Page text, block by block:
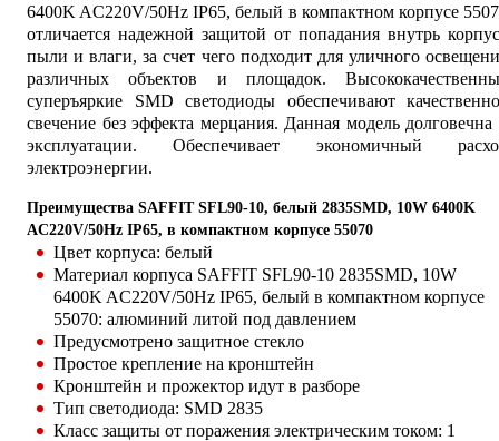
6400K AC220V/50Hz IP65, белый в компактном корпусе
отличается надежной защитой от попадания внутрь
пыли и влаги, за счет чего подходит для уличного
различных объектов и площадок.
суперъяркие SMD светодиоды обеспечивают
свечение без эффекта мерцания. Данная модель долговечна
эксплуатации. Обеспечивает экономичный
электроэнергии.
Преимущества SAFFIT SFL90-10, белый 2835SMD, 10W 6400K
AC220V/50Hz IP65, в компактном корпусе 55070
Цвет корпуса: белый
Материал корпуса SAFFIT SFL90-10 2835SMD, 10W
6400K AC220V/50Hz IP65, белый в компактном корпусе
55070: алюминий литой под давлением
Предусмотрено защитное стекло
Простое крепление на кронштейн
Кронштейн и прожектор идут в разборе
Тип светодиода: SMD 2835
Класс защиты от поражения электрическим током: 1